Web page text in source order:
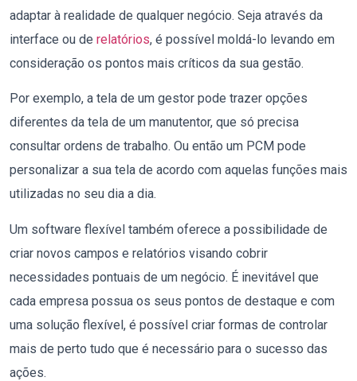
adaptar à realidade de qualquer negócio. Seja através da
interface ou de relatórios, é possível moldá-lo levando em
consideração os pontos mais críticos da sua gestão.
Por exemplo, a tela de um gestor pode trazer opções
diferentes da tela de um manutentor, que só precisa
consultar ordens de trabalho. Ou então um PCM pode
personalizar a sua tela de acordo com aquelas funções mais
utilizadas no seu dia a dia.
Um software flexível também oferece a possibilidade de
criar novos campos e relatórios visando cobrir
necessidades pontuais de um negócio. É inevitável que
cada empresa possua os seus pontos de destaque e com
uma solução flexível, é possível criar formas de controlar
mais de perto tudo que é necessário para o sucesso das
ações.